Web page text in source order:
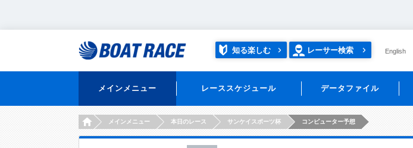
知る楽しむ レーサー検索 English
メインメニュー レーススケジュール データファイル
HOMEメインメニュー 本日のレース サンケイスポーツ杯 コンピューター予想